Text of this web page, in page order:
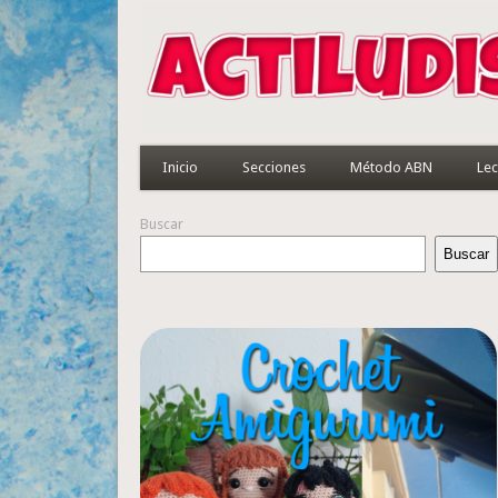
Inicio Secciones Método ABN
Buscar
Buscar